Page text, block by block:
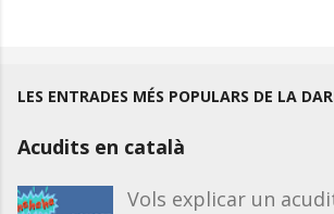
LES ENTRADES MÉS POPULARS DE LA
Acudits en català
Vols explicar un